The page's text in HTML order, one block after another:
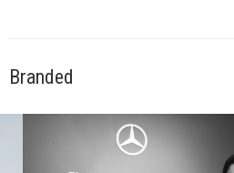
Branded